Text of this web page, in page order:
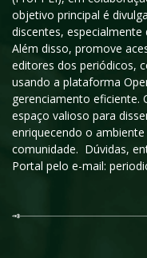
objetivo principal é
discentes,
Além disso, promove
editores dos periódicos,
usando a plataforma
gerenciamento eficiente.
espaço valioso para
enriquecendo o
comunidade. Dúvidas,
Portal pelo e-mail: